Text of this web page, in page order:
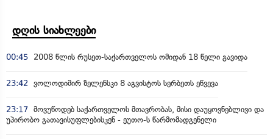
დღის სიახლეები
00:45 2008 წლის რუსეთ-საქართველოს ომიდან 18 წელი გავიდა
23:42 ვოლოდიმირ ზელენსკი 8 აგვისტოს სერბეთს ეწვევა
23:17 მოვუწოდებ საქართველოს მთავრობას, მისი დაუყოვნებლივი და
უპირობო გათავისუფლებისკენ - ეუთო-ს წარმომადგენელი